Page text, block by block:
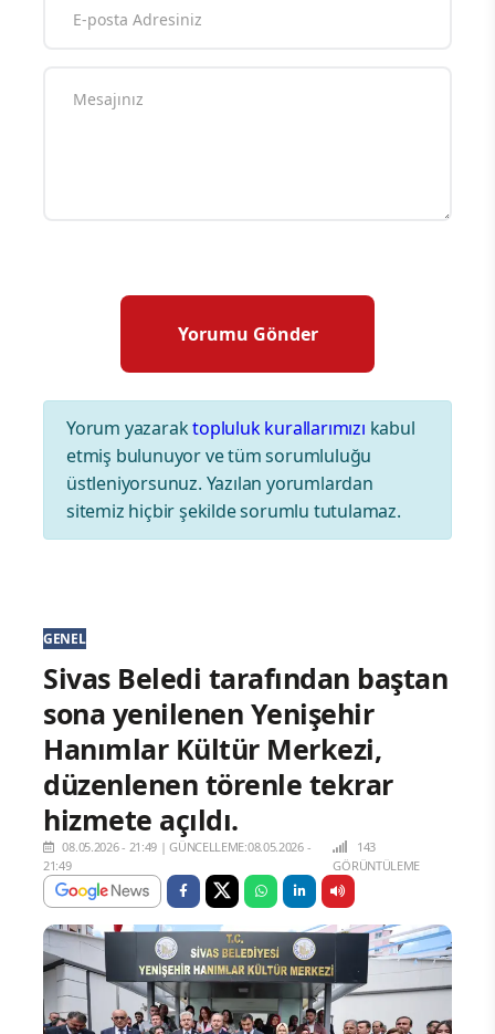
Yorum yazaraktopluluk kurallarımızı kabul
etmiş bulunuyor ve tüm sorumluluğu
üstleniyorsunuz. Yazılan yorumlardan
sitemiz hiçbir şekilde sorumlu tutulamaz.
GENEL
Sivas Beledi tarafından baştan
sona yenilenen Yenişehir
Hanımlar Kültür Merkezi,
düzenlenen törenle tekrar
hizmete açıldı.
08.05.2026 - 21:49 |GÜNCELLEME:08.05.2026 -
21:49
143
GÖRÜNTÜLEME